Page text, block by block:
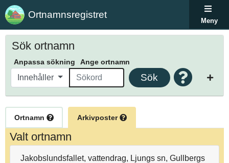
Ortnamnsregistret
Meny
Sök ortnamn
Anpassa sökning Ange ortnamn
Innehåller Sök
Ortnamn Arkivposter
Valt ortnamn
Jakobslundsfallet, vattendrag, Ljungs sn, Gullbergs